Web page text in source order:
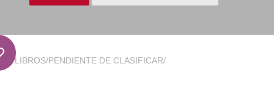
LIBROS/PENDIENTE DE CLASIFICAR/